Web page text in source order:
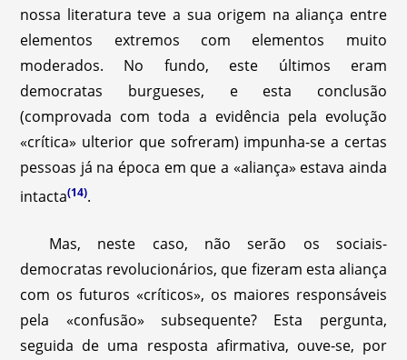
nossa literatura teve a sua origem na aliança entre
elementos extremos com elementos muito
moderados. No fundo, este últimos eram
democratas burgueses, e esta conclusão
(comprovada com toda a evidência pela evolução
«crítica» ulterior que sofreram) impunha-se a certas
pessoas já na época em que a «aliança» estava ainda
intacta(14).
Mas, neste caso, não serão os sociais-
democratas revolucionários, que fizeram esta aliança
com os futuros «críticos», os maiores responsáveis
pela «confusão» subsequente? Esta pergunta,
seguida de uma resposta afirmativa, ouve-se, por